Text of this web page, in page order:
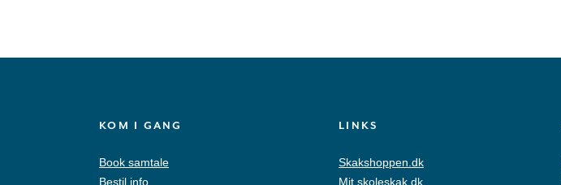
KOM I GANG
Book samtale
Bestil info
LINKS
Skakshoppen.dk
Mit.skoleskak.dk